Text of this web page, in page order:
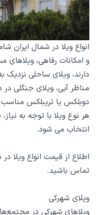
انواع ویلا در شمال ایران
و امکانات رفاهی، ویلاهای
دارند، ویلای ساحلی نزدیک
مناظر آبی، ویلای جنگلی
دوبلکس یا تریبلکس
هر نوع ویلا با توجه به
انتخاب می‌ شود.
برای
اطلاع از قیمت انواع ویلا در
تماس باشید.
ویلای شهرکی
ویلاهای شهرکی در